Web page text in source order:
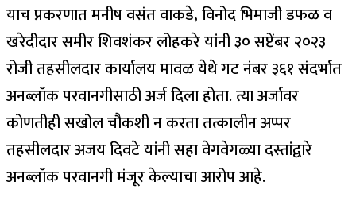
याच प्रकरणात मनीष वसंत वाकडे, विनोद भिमाजी डफळ व
खरेदीदार समीर शिवशंकर लोहकरे यांनी ३० सप्टेंबर २०२३
रोजी तहसीलदार कार्यालय मावळ येथे गट नंबर ३६१ संदर्भात
अनब्लॉक परवानगीसाठी अर्ज दिला होता. त्या अर्जावर
कोणतीही सखोल चौकशी न करता तत्कालीन अप्पर
तहसीलदार अजय दिवटे यांनी सहा वेगवेगळ्या दस्तांद्वारे
अनब्लॉक परवानगी मंजूर केल्याचा आरोप आहे.